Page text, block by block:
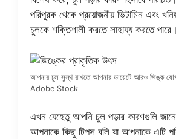
পরিপূরক থেকে প্রয়োজনীয় ভিটামিন এবং
চুলকে শক্তিশালী করতে সাহায্য করতে পারে।
আপনার চুল সুস্থ রাখতে আপনার ডায়েটে আরও জিঙ্ক
Adobe Stock
এখন যেহেতু আপনি চুল পড়ার কারণগুলি
আপনাকে কিছু টিপস বলি যা আপনাকে এটি